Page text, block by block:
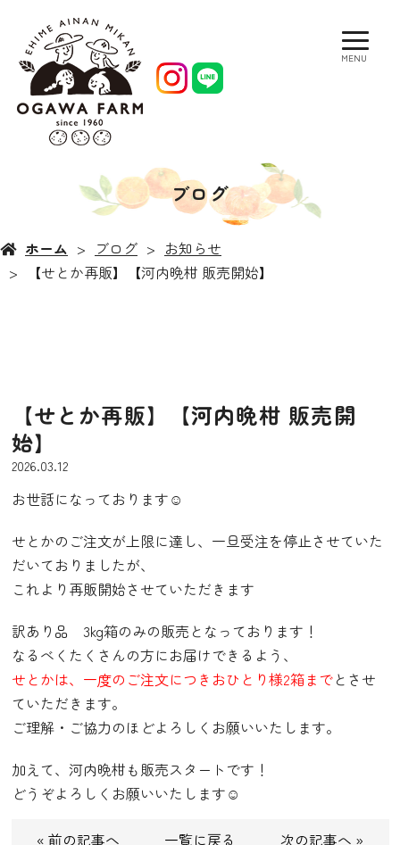
MENU
ブログ
ホーム ブログ
お知らせ
【せとか再販】【河内晩柑 販売開始】
【せとか再販】【河内晩柑 販売開
始】
2026.03.12
お世話になっております☺️
せとかのご注文が上限に達し、一旦受注を停止させていた
だいておりましたが、
これより再販開始させていただきます
訳あり品 3kg箱のみの販売となっております！
なるべくたくさんの方にお届けできるよう、
せとかは、一度のご注文につきおひとり様2箱までとさせ
ていただきます。
ご理解・ご協力のほどよろしくお願いいたします。
加えて、河内晩柑も販売スタートです！
どうぞよろしくお願いいたします‍☺️
« 前の記事へ 一覧に戻る 次の記事へ »